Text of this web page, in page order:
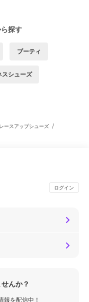
探す
ブーティ
スシューズ
レースアップシューズ /
ログイン
んか？
報を配信中！